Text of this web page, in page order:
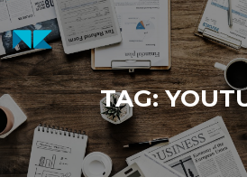
Pular
para
o
conteúdo
TAG: